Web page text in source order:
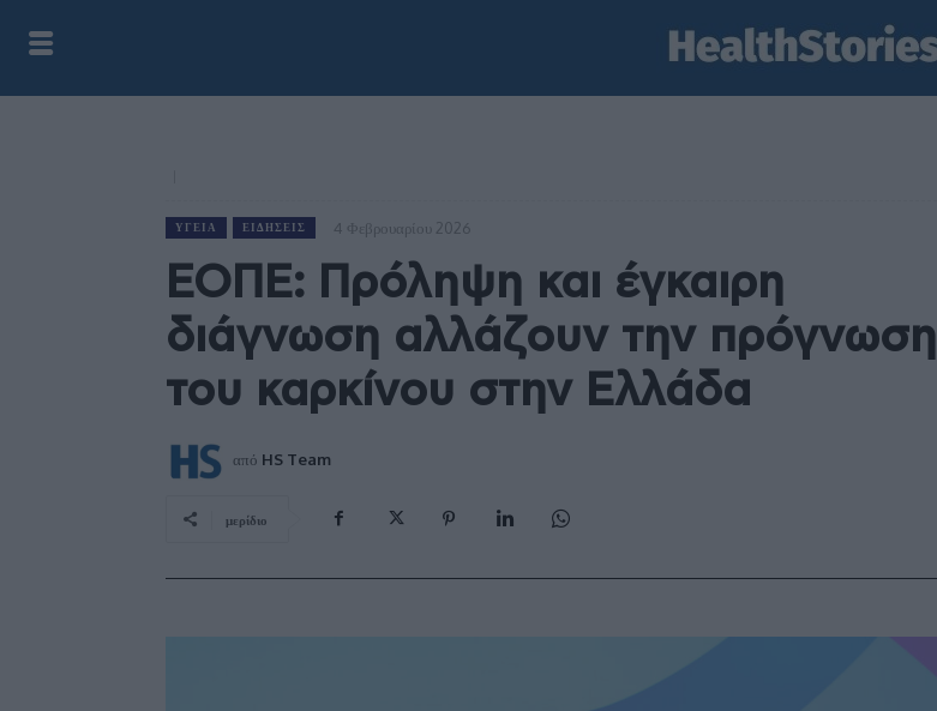
ΥΓΕΊΑ ΕΙΔΉΣΕΙΣ 4 Φεβρουαρίου 2026
ΕΟΠΕ: Πρόληψη και έγκαιρη
διάγνωση αλλάζουν την πρόγνωση
του καρκίνου στην Ελλάδα
από HS Team
μερίδιο